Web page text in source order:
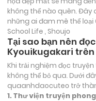
không thể nào quên. Đây
những ai đam mê thể loại
School Life , Shoujo
Tại sao bạn nên
Kyouikugakari trên
Khi trải nghiệm đọc
không thể bỏ qua. Dưới
quaanhdaocuteo trở
1. Thư viện truyện